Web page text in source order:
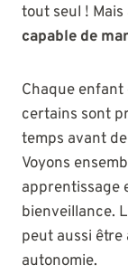
tout seul ! Mais
capable de
Chaque
certains sont
temps avant
Voyons
apprentissage
bienveillance.
peut aussi
autonomie.